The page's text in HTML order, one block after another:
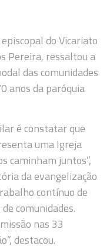
do Vicariato
Pereira, ressaltou a
das comunidades
anos da paróquia
é constatar que
uma Igreja
caminham juntos”,
da evangelização
contínuo de
comunidades.
nas 33
destacou.